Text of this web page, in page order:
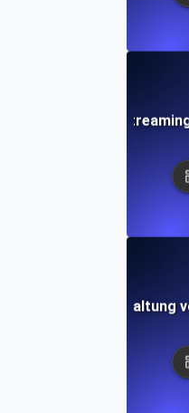
Anschauen von
Testing: Verwaltung